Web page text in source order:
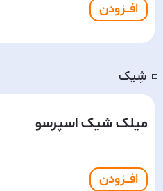
افـــزودن
◽️ شِیک
میلک شیک اسپرسو
افـــزودن